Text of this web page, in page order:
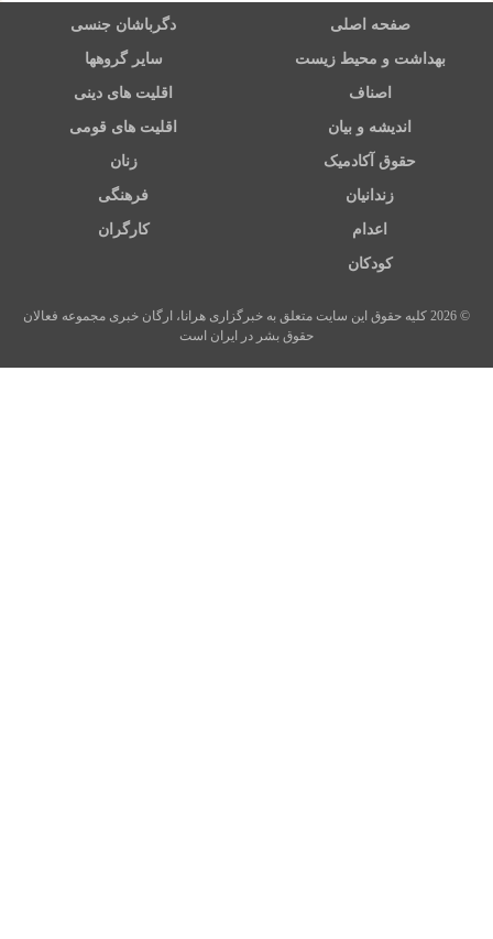
صفحه اصلی دگرباشان جنسی
بهداشت و محیط زیست سایر گروهها
اصناف اقلیت های دینی
اندیشه و بیان اقلیت های قومی
حقوق آکادمیک زنان
زندانیان فرهنگی
اعدام کارگران
کودکان
© 2026 کلیه حقوق این سایت متعلق به خبرگزاری هرانا، ارگان خبری مجموعه فعالان
حقوق بشر در ایران است